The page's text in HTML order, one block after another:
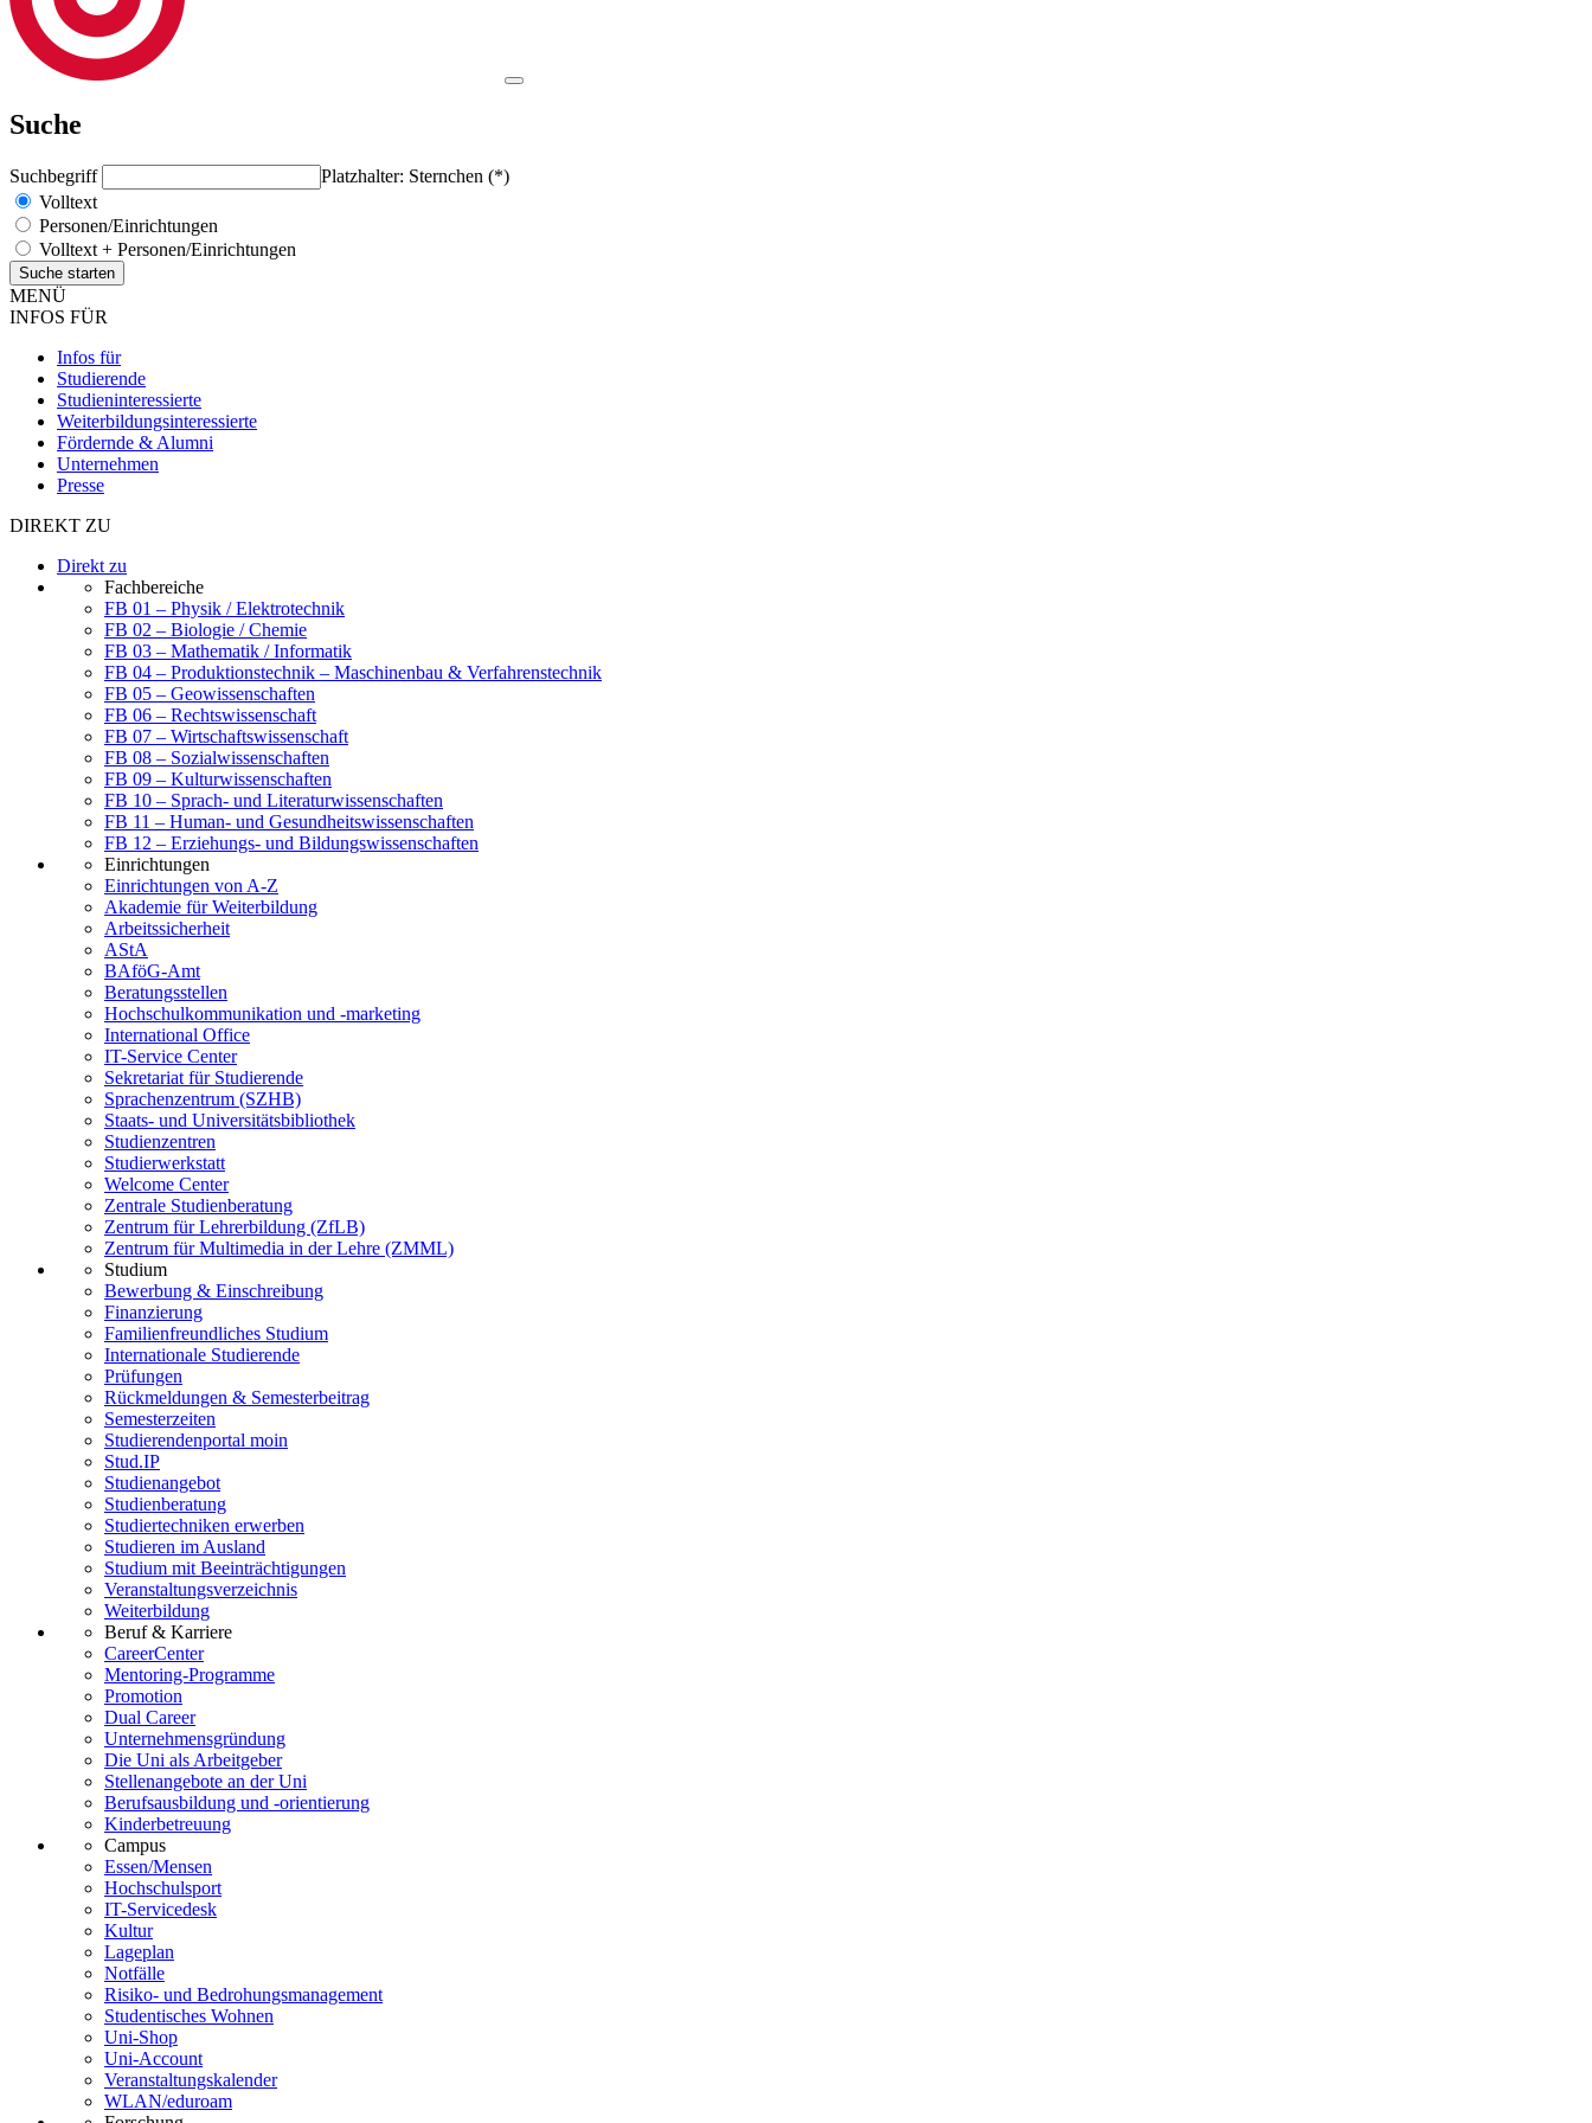
Suche
Suchbegriff
Platzhalter: Sternchen (*)
Volltext
Personen/Einrichtungen
Volltext + Personen/Einrichtungen
MENÜ
INFOS FÜR
Infos für
Studierende
Studieninteressierte
Weiterbildungsinteressierte
Fördernde & Alumni
Unternehmen
Presse
DIREKT ZU
Direkt zu
Fachbereiche
FB 01 – Physik / Elektrotechnik
FB 02 – Biologie / Chemie
FB 03 – Mathematik / Informatik
FB 04 – Produktionstechnik – Maschinenbau & Verfahrenstechnik
FB 05 – Geowissenschaften
FB 06 – Rechtswissenschaft
FB 07 – Wirtschaftswissenschaft
FB 08 – Sozialwissenschaften
FB 09 – Kulturwissenschaften
FB 10 – Sprach- und Literaturwissenschaften
FB 11 – Human- und Gesundheitswissenschaften
FB 12 – Erziehungs- und Bildungswissenschaften
Einrichtungen
Einrichtungen von A-Z
Akademie für Weiterbildung
Arbeitssicherheit
AStA
BAföG-Amt
Beratungsstellen
Hochschulkommunikation und -marketing
International Office
IT-Service Center
Sekretariat für Studierende
Sprachenzentrum (SZHB)
Staats- und Universitätsbibliothek
Studienzentren
Studierwerkstatt
Welcome Center
Zentrale Studienberatung
Zentrum für Lehrerbildung (ZfLB)
Zentrum für Multimedia in der Lehre (ZMML)
Studium
Bewerbung & Einschreibung
Finanzierung
Familienfreundliches Studium
Internationale Studierende
Prüfungen
Rückmeldungen & Semesterbeitrag
Semesterzeiten
Studierendenportal moin
Stud.IP
Studienangebot
Studienberatung
Studiertechniken erwerben
Studieren im Ausland
Studium mit Beeinträchtigungen
Veranstaltungsverzeichnis
Weiterbildung
Beruf & Karriere
CareerCenter
Mentoring-Programme
Promotion
Dual Career
Unternehmensgründung
Die Uni als Arbeitgeber
Stellenangebote an der Uni
Berufsausbildung und -orientierung
Kinderbetreuung
Campus
Essen/Mensen
Hochschulsport
IT-Servicedesk
Kultur
Lageplan
Notfälle
Risiko- und Bedrohungsmanagement
Studentisches Wohnen
Uni-Shop
Uni-Account
Veranstaltungskalender
WLAN/eduroam